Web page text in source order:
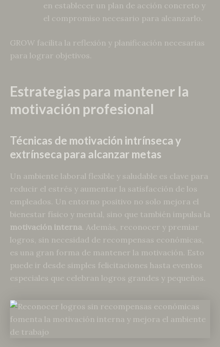
en establecer un plan de acción concreto y
el compromiso necesario para alcanzarlo.
GROW facilita la reflexión y planificación necesarias
para lograr objetivos.
Estrategias para mantener la
motivación profesional
Técnicas de motivación intrínseca y
extrínseca para alcanzar metas
Un ambiente laboral flexible y saludable es clave para
reducir el estrés y aumentar la satisfacción de los
empleados. Un entorno positivo no solo mejora el
bienestar físico y mental, sino que también impulsa la
motivación interna . Además, reconocer y premiar
logros, sin necesidad de recompensas económicas,
es una gran forma de mantener la motivación. Esto
puede ir desde simples felicitaciones hasta eventos
especiales que celebran logros grandes y pequeños.